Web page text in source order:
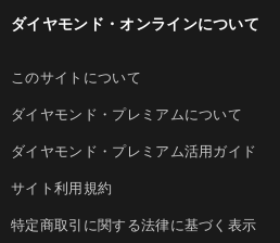
ダイヤモンド・オンラインについて
このサイトについて
ダイヤモンド・プレミアムについて
ダイヤモンド・プレミアム活用ガイド
サイト利用規約
特定商取引に関する法律に基づく表示